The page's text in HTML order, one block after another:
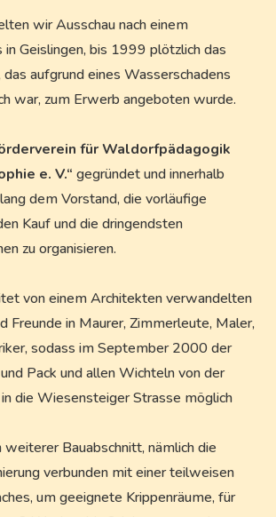
wir Ausschau nach einem
Geislingen, bis 1999 plötzlich das
das aufgrund eines Wasserschadens
war, zum Erwerb angeboten wurde.
für Waldorfpädagogik
e. V.“ gegründet und innerhalb
dem Vorstand, die vorläufige
Kauf und die dringendsten
zu organisieren.
von einem Architekten verwandelten
Freunde in Maurer, Zimmerleute, Maler,
sodass im September 2000 der
Pack und allen Wichteln von der
die Wiesensteiger Strasse möglich
Bauabschnitt, nämlich die
verbunden mit einer teilweisen
um geeignete Krippenräume, für